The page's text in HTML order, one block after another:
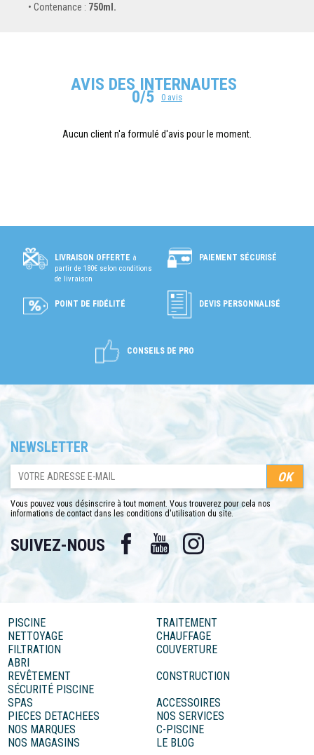
Contenance : 750ml.
AVIS DES INTERNAUTES
0/5 0 avis
Aucun client n'a formulé d'avis pour le moment.
LIVRAISON OFFERTE à
partir de 180€ selon conditions
de livraison
PAIEMENT SÉCURISÉ
POINT DE FIDÉLITÉ DEVIS PERSONNALISÉ
CONSEILS DE PRO
NEWSLETTER
Vous pouvez vous désinscrire à tout moment. Vous trouverez pour cela nos
informations de contact dans les conditions d'utilisation du site.
SUIVEZ-NOUS Facebook YouTube Instagram
PISCINE
TRAITEMENT
NETTOYAGE
CHAUFFAGE
FILTRATION
COUVERTURE
ABRI
REVÊTEMENT
CONSTRUCTION
SÉCURITÉ PISCINE
SPAS
ACCESSOIRES
PIECES DETACHEES
NOS SERVICES
NOS MARQUES
C-PISCINE
NOS MAGASINS
LE BLOG